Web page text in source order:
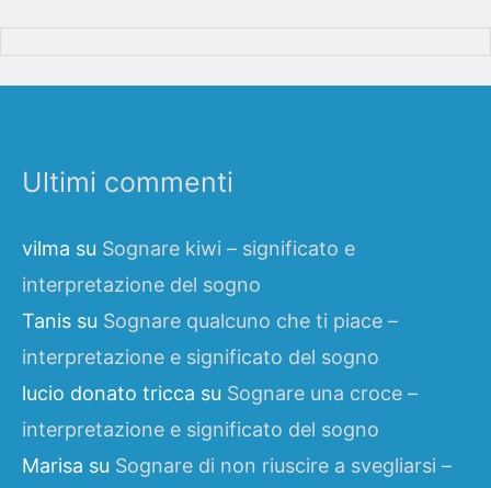
Ultimi commenti
vilma su Sognare kiwi – significato e
interpretazione del sogno
Tanis su Sognare qualcuno che ti piace –
interpretazione e significato del sogno
lucio donato tricca su Sognare una croce –
interpretazione e significato del sogno
Marisa su Sognare di non riuscire a svegliarsi –